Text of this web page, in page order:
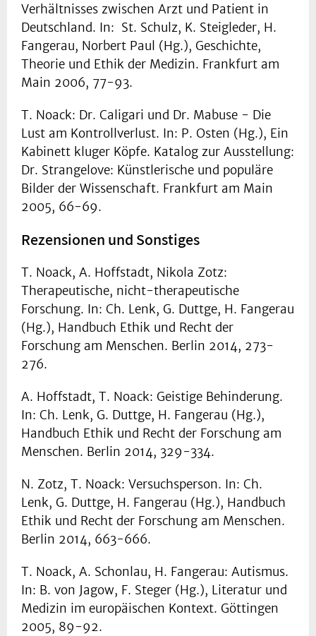
Verhältnisses zwischen Arzt und Patient in
Deutschland. In: St. Schulz, K. Steigleder, H.
Fangerau, Norbert Paul (Hg.), Geschichte,
Theorie und Ethik der Medizin. Frankfurt am
Main 2006, 77-93.
T. Noack: Dr. Caligari und Dr. Mabuse - Die
Lust am Kontrollverlust. In: P. Osten (Hg.), Ein
Kabinett kluger Köpfe. Katalog zur Ausstellung:
Dr. Strangelove: Künstlerische und populäre
Bilder der Wissenschaft. Frankfurt am Main
2005, 66-69.
Rezensionen und Sonstiges
T. Noack, A. Hoffstadt, Nikola Zotz:
Therapeutische, nicht-therapeutische
Forschung. In: Ch. Lenk, G. Duttge, H. Fangerau
(Hg.), Handbuch Ethik und Recht der
Forschung am Menschen. Berlin 2014, 273-
276.
A. Hoffstadt, T. Noack: Geistige Behinderung.
In: Ch. Lenk, G. Duttge, H. Fangerau (Hg.),
Handbuch Ethik und Recht der Forschung am
Menschen. Berlin 2014, 329-334.
N. Zotz, T. Noack: Versuchsperson. In: Ch.
Lenk, G. Duttge, H. Fangerau (Hg.), Handbuch
Ethik und Recht der Forschung am Menschen.
Berlin 2014, 663-666.
T. Noack, A. Schonlau, H. Fangerau: Autismus.
In: B. von Jagow, F. Steger (Hg.), Literatur und
Medizin im europäischen Kontext. Göttingen
2005, 89-92.